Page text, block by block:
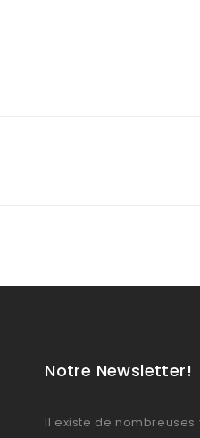
Notre Newsletter!
Il existe de nombreuses